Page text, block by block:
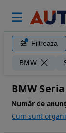
Filtreaza
BMW
BMW
Număr de
Cum sunt